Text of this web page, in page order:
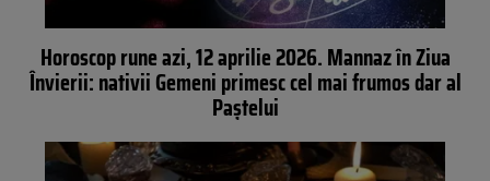
Horoscop rune azi, 12 aprilie 2026. Mannaz în Ziua
Învierii: nativii Gemeni primesc cel mai frumos dar al
Paștelui